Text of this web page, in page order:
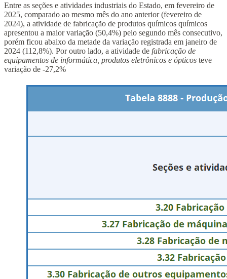
Entre as seções e atividades industriais do Estado, em fevereiro de
2025, comparado ao mesmo mês do ano anterior (fevereiro de
2024), a atividade de fabricação de produtos químicos químicos
apresentou a maior variação (50,4%) pelo segundo mês consecutivo,
porém ficou abaixo da metade da variação registrada em janeiro de
2024 (112,8%). Por outro lado, a atividade de fabricação de
equipamentos de informática, produtos eletrônicos e ópticos teve
variação de -27,2%